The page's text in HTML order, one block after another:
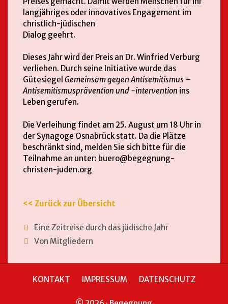
langjähriges oder innovatives Engagement im
christlich-jüdischen
Dialog geehrt.
Dieses Jahr wird der Preis an Dr. Winfried Verburg
verliehen. Durch seine Initiative wurde das
Gütesiegel Gemeinsam gegen Antisemitismus –
Antisemitismusprävention und -intervention ins
Leben gerufen.
Die Verleihung findet am 25. August um 18 Uhr in
der Synagoge Osnabrück statt. Da die Plätze
beschränkt sind, melden Sie sich bitte für die
Teilnahme an unter: buero@begegnung-
christen-juden.org
<< Zurück zur Übersicht
Eine Zeitreise durch das jüdische Jahr
Von Mitgliedern
KONTAKT IMPRESSUM DATENSCHUTZ